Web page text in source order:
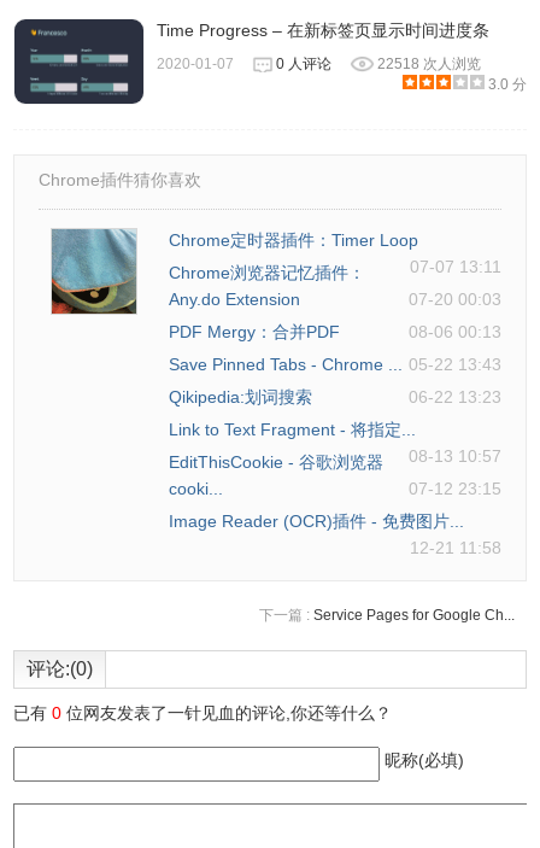
Time Progress – 在新标签页显示时间进度条
2020-01-07 0 人评论
22518 次人浏览
3.0 分
Chrome插件猜你喜欢
Chrome定时器插件：Timer Loop
07-07 13:11
Chrome浏览器记忆插件：
Any.do Extension
07-20 00:03
PDF Mergy：合并PDF
08-06 00:13
Save Pinned Tabs - Chrome ...
05-22 13:43
Qikipedia:划词搜索
06-22 13:23
Link to Text Fragment - 将指定...
08-13 10:57
EditThisCookie - 谷歌浏览器
cooki...
07-12 23:15
Image Reader (OCR)插件 - 免费图片...
12-21 11:58
下一篇 : Service Pages for Google Ch...
评论:(0)
已有0 位网友发表了一针见血的评论,你还等什么？
昵称(必填)